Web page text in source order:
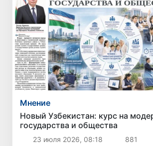
Мнение
Новый Узбекистан: курс на
государства и общества
23 июля 2026, 08:18 881